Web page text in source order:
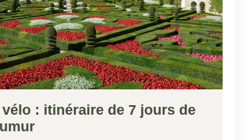
: itinéraire de 7 jours de